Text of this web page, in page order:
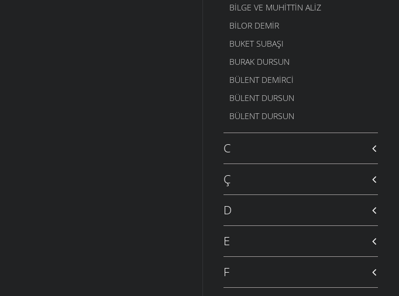
BILGE VE MUHITTIN ALIZ
BILOR DEMIR
BUKET SUBAŞI
BURAK DURSUN
BÜLENT DEMIRCI
BÜLENT DURSUN
BÜLENT DURSUN
C
Ç
D
E
F